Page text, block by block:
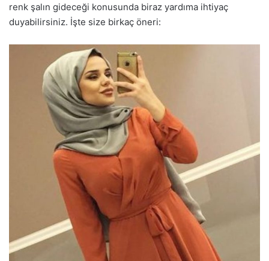
renk şalın gideceği konusunda biraz yardıma ihtiyaç
duyabilirsiniz. İşte size birkaç öneri: